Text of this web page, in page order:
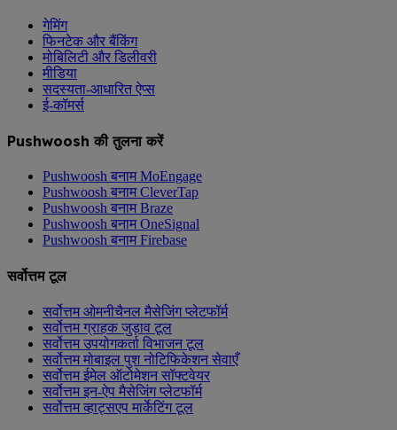
गेमिंग
फिनटेक और बैंकिंग
मोबिलिटी और डिलीवरी
मीडिया
सदस्यता-आधारित ऐप्स
ई-कॉमर्स
Pushwoosh की तुलना करें
Pushwoosh बनाम MoEngage
Pushwoosh बनाम CleverTap
Pushwoosh बनाम Braze
Pushwoosh बनाम OneSignal
Pushwoosh बनाम Firebase
सर्वोत्तम टूल
सर्वोत्तम ओमनीचैनल मैसेजिंग प्लेटफॉर्म
सर्वोत्तम ग्राहक जुड़ाव टूल
सर्वोत्तम उपयोगकर्ता विभाजन टूल
सर्वोत्तम मोबाइल पुश नोटिफिकेशन सेवाएँ
सर्वोत्तम ईमेल ऑटोमेशन सॉफ्टवेयर
सर्वोत्तम इन-ऐप मैसेजिंग प्लेटफॉर्म
सर्वोत्तम व्हाट्सएप मार्केटिंग टूल